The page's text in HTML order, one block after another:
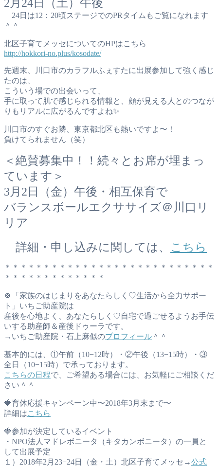
2月24日（土）午後
24日は12：20頃ステージでのPRタイムもご覧になれます
＾＾
北区子育てメッセについてのHPはこちら
http://hokkori-no.plus/kosodate/
先週末、川口市のカラフルふぇすたに出展参加して強く感じ
たのは、
こういう場での出会いって、
手に取って肌で感じられる情報と、顔が見える人とのつなが
りもリアルに広がるんですよね✨
川口市のすぐお隣、東京都北区も熱いですよ〜！
負けてられません（笑）
＜絶賛募集中！！続々とお席が埋まっ
ています＞
3月2日（金）午後・相互保育で
バランスボールエクササイズ＠川口リ
リア
詳細・申し込みに関しては、
こちら
＊＊＊＊＊＊＊＊＊＊＊＊＊＊＊＊＊＊＊＊＊＊＊＊＊＊＊
＊＊＊＊＊＊＊＊＊＊＊＊＊
🍀「家族のはじまりをあなたらしく♡生活から全力サポー
ト」いちご助産院は
産後を心地よく、あなたらしく♡自宅で過ごせるようお手伝
いする助産師＆産後ドゥーラです。
→いちご助産院・石上麻似のプロフィール ＾＾
基本的には、①午前（10−12時）・②午後（13−15時）・③
全日（10−15時）で承っております。
こちらの日程で、ご希望ある場合には、お気軽にご相談くだ
さい＾＾
🍓育休応援キャンペーン中〜2018年3月末まで〜
詳細はこちら
🍓参加が決定しているイベント
・NPO法人マドレボニータ（キタカンボニータ）の一員と
して出展予定
１）2018年2月23−24日（金・土）北区子育てメッセ→公式